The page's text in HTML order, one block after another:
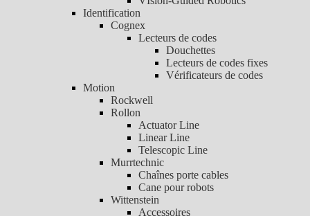
Identification
Cognex
Lecteurs de codes
Douchettes
Lecteurs de codes fixes
Vérificateurs de codes
Motion
Rockwell
Rollon
Actuator Line
Linear Line
Telescopic Line
Murrtechnic
Chaînes porte cables
Cane pour robots
Wittenstein
Accessoires